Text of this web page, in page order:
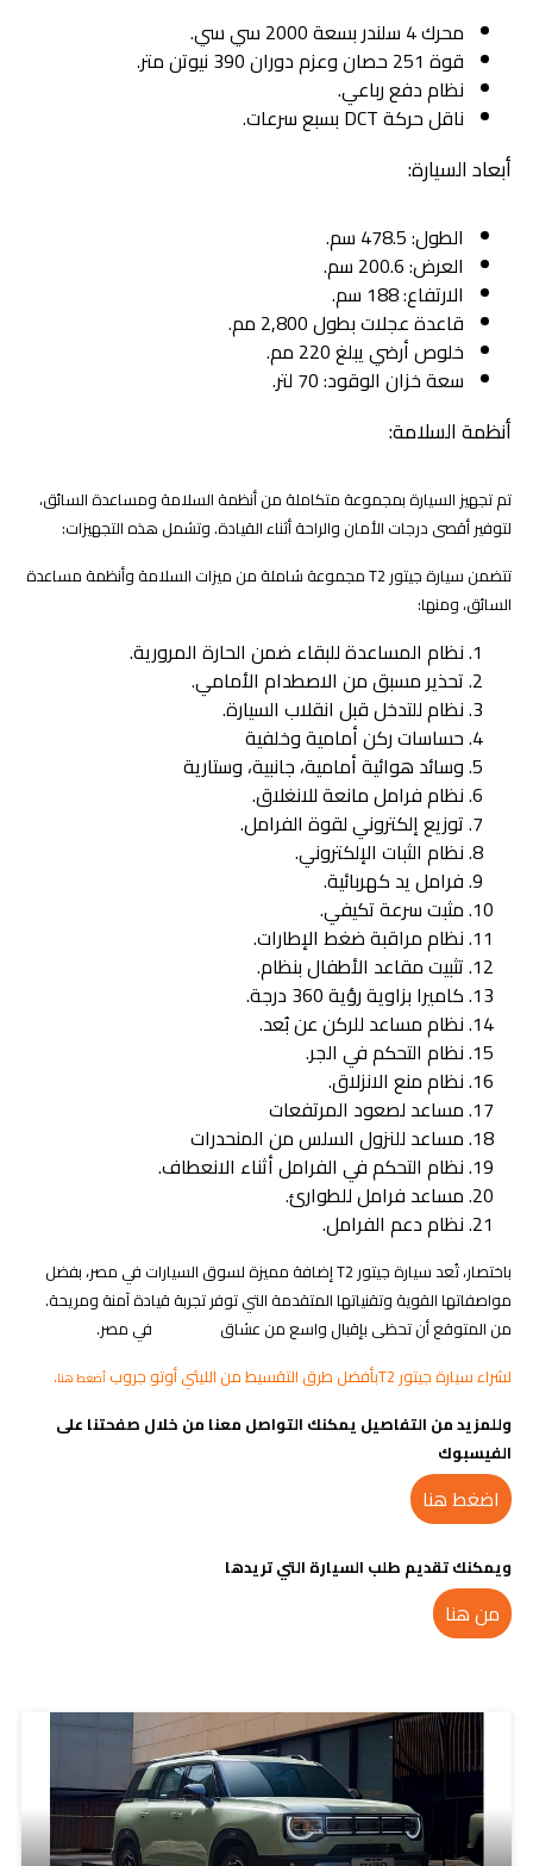
محرك 4 سلندر بسعة 2000 سي سي.
قوة 251 حصان وعزم دوران 390 نيوتن متر.
نظام دفع رباعي.
ناقل حركة DCT بسبع سرعات.
أبعاد السيارة:
الطول: 478.5 سم.
العرض: 200.6 سم.
الارتفاع: 188 سم.
قاعدة عجلات بطول 2,800 مم.
خلوص أرضي يبلغ 220 مم.
سعة خزان الوقود: 70 لتر.
أنظمة السلامة:
تم تجهيز السيارة بمجموعة متكاملة من أنظمة السلامة ومساعدة السائق،
لتوفير أقصى درجات الأمان والراحة أثناء القيادة. وتشمل هذه التجهيزات:
تتضمن سيارة جيتور T2 مجموعة شاملة من ميزات السلامة وأنظمة مساعدة
السائق، ومنها:
نظام المساعدة للبقاء ضمن الحارة المرورية.
تحذير مسبق من الاصطدام الأمامي.
نظام للتدخل قبل انقلاب السيارة.
حساسات ركن أمامية وخلفية
وسائد هوائية أمامية، جانبية، وستارية
نظام فرامل مانعة للانغلاق.
توزيع إلكتروني لقوة الفرامل.
نظام الثبات الإلكتروني.
فرامل يد كهربائية.
مثبت سرعة تكيفي.
نظام مراقبة ضغط الإطارات.
تثبيت مقاعد الأطفال بنظام.
كاميرا بزاوية رؤية 360 درجة.
نظام مساعد للركن عن بُعد.
نظام التحكم في الجر.
نظام منع الانزلاق.
مساعد لصعود المرتفعات
مساعد للنزول السلس من المنحدرات
نظام التحكم في الفرامل أثناء الانعطاف.
مساعد فرامل للطوارئ.
نظام دعم الفرامل.
باختصار، تُعد سيارة جيتور T2 إضافة مميزة لسوق السيارات في مصر، بفضل
مواصفاتها القوية وتقنياتها المتقدمة التي توفر تجربة قيادة آمنة ومريحة.
من المتوقع أن تحظى بإقبال واسع من عشاق
في مصر.
لشراء سيارة جيتور T2بأفضل طرق التقسيط من الليثي أوتو جروب
أضغط هنا.
وللمزيد من التفاصيل يمكنك التواصل معنا من خلال صفحتنا على
الفيسبوك
اضغط هنا
ويمكنك تقديم طلب السيارة التي تريدها
من هنا